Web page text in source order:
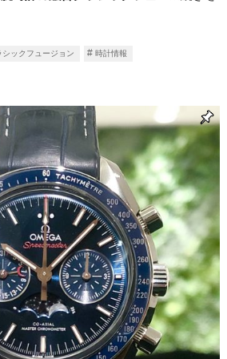
シックフュージョン 時計情報